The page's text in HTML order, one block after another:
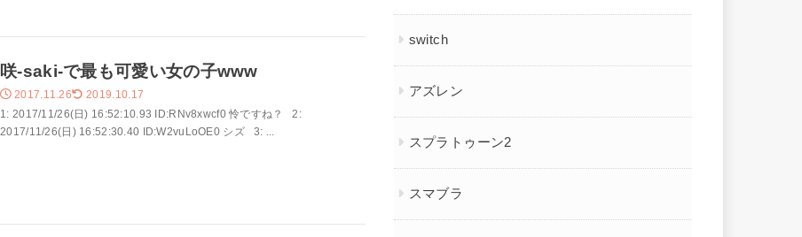
咲-saki-で最も可愛い女の子www
2017.11.26 2019.10.17
1: 2017/11/26(日) 16:52:10.93 ID:RNv8xwcf0 怜ですね？ 2:
2017/11/26(日) 16:52:30.40 ID:W2vuLoOE0 シズ 3: ...
switch
アズレン
スプラトゥーン2
スマブラ